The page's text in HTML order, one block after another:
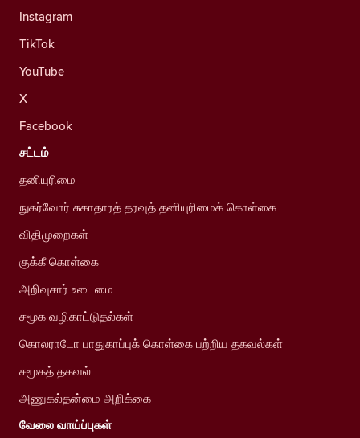
Instagram
TikTok
YouTube
X
Facebook
சட்டம்
தனியுரிமை
நுகர்வோர் சுகாதாரத் தரவுத் தனியுரிமைக் கொள்கை
விதிமுறைகள்
குக்கீ கொள்கை
அறிவுசார் உடைமை
சமூக வழிகாட்டுதல்கள்
கொலராடோ பாதுகாப்புக் கொள்கை பற்றிய தகவல்கள்
சமூகத் தகவல்
அணுகல்தன்மை அறிக்கை
வேலை வாய்ப்புகள்